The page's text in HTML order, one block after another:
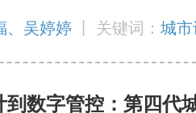
、吴婷婷 关键词：城
到数字管控：第四代